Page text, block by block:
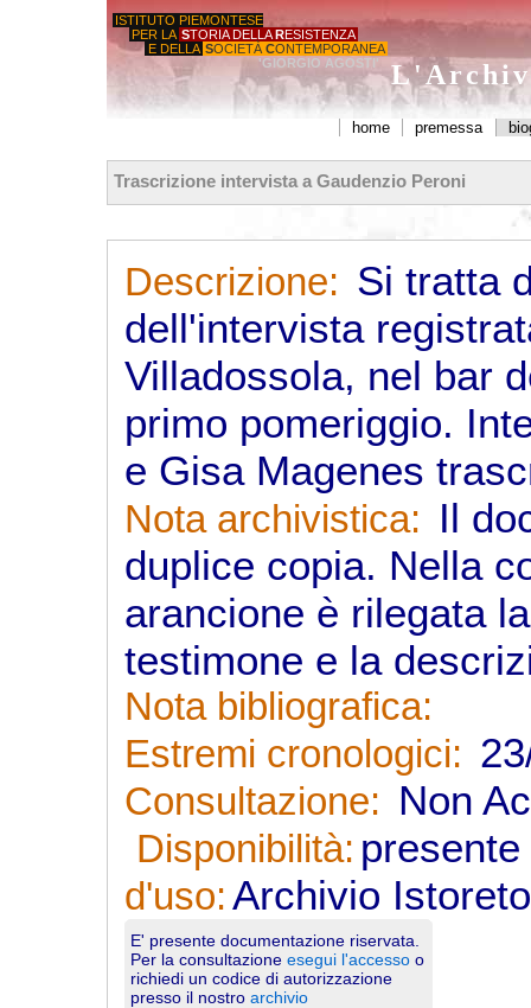
ISTITUTO PIEMONTESE
PER LA STORIA DELLA RESISTENZA
E DELLA SOCIETÀ CONTEMPORANEA
'GIORGIO AGOSTI'
home premessa
Trascrizione intervista a Gaudenzio Peroni
Descrizione: Si tratta
dell'intervista
Villadossola, nel bar
primo pomeriggio.
e Gisa Magenes
Nota archivistica: Il
duplice copia. Nella
arancione è rilegata
testimone e la
Nota bibliografica:
Estremi cronologici:
Consultazione: Non
Disponibilità:
d'uso:Archivio Istoreto
E' presente documentazione riservata.
Per la consultazioneesegui l'accesso o
richiedi un codice di autorizzazione
presso il nostroarchivio